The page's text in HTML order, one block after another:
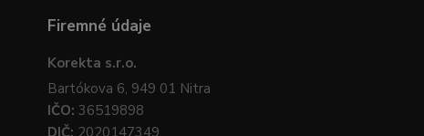
Firemné údaje
Korekta s.r.o.
Bartókova 6, 949 01 Nitra
IČO: 36519898
DIČ: 2020147349